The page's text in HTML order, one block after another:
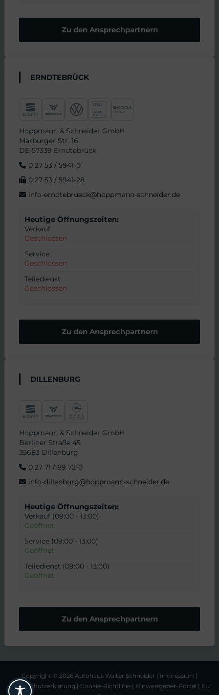
Zu den Ansprechpartnern
ERNDTEBRÜCK
Hoppmann & Schneider GmbH
Marburger Str. 16
DE-57339 Erndtebrück
0 27 53 / 5941-0
0 27 53 / 5941-28
info-erndtebrueck@hoppmann-schneider.de
Heutige Öffnungszeiten:
Verkauf
Geschlossen
Service
Geschlossen
Teiledienst
Geschlossen
Zu den Ansprechpartnern
DILLENBURG
Hoppmann & Schneider GmbH
Berliner Straße 45
35683 Dillenburg
0 27 71 / 89 72-0
info-dillenburg@hoppmann-schneider.de
Heutige Öffnungszeiten:
Verkauf (09:00 - 13:00)
Geöffnet
Service (09:00 - 13:00)
Geöffnet
Teiledienst (09:00 - 13:00)
Geöffnet
Zu den Ansprechpartnern
Copyright © 2026 Autohaus Walter Schneider | Impressum |
Datenschutzerklärung | Cookie-Richtlinie| Hinweisgeber-Portal | EU